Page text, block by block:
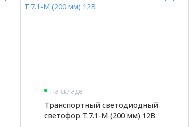
На складе
Транспортный светодиодный
светофор Т.7.1-М (200 мм) 12В